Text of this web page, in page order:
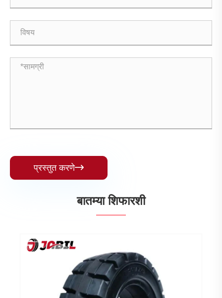
प्रस्तुत करणे
बातम्या शिफारशी